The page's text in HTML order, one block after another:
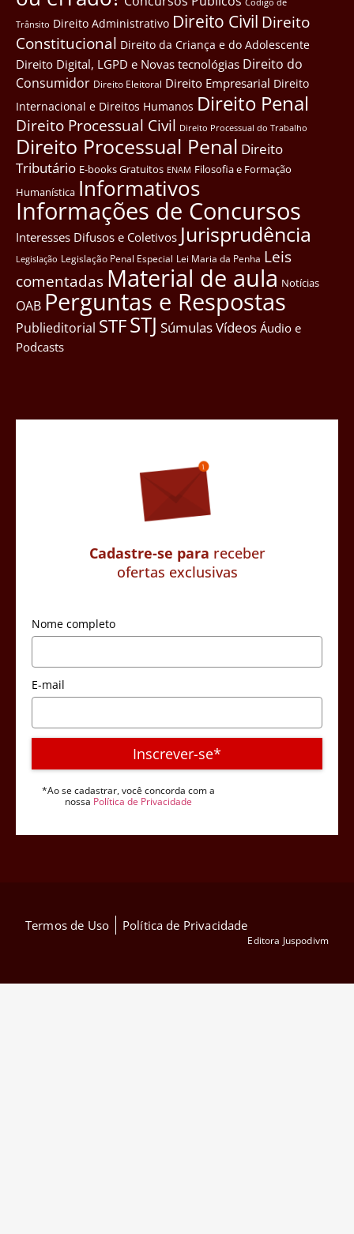
Trânsito Direito Administrativo Direito Civil Direito
Constitucional Direito da Criança e do Adolescente
Direito Digital, LGPD e Novas tecnológias Direito do
Consumidor Direito Eleitoral Direito Empresarial Direito
Internacional e Direitos Humanos Direito Penal
Direito Processual Civil Direito Processual do Trabalho
Direito Processual Penal Direito
Tributário E-books Gratuitos ENAM Filosofia e Formação
Humanística Informativos
Informações de Concursos
Interesses Difusos e Coletivos Jurisprudência
Legislação Legislação Penal Especial Lei Maria da Penha Leis
comentadas Material de aula Notícias
OAB Perguntas e Respostas
Publieditorial STFSTJ SúmulasVídeos Áudio e
Podcasts
Cadastre-se para receber
ofertas exclusivas
Nome completo
E-mail
Inscrever-se*
*Ao se cadastrar, você concorda com a
nossa Política de Privacidade
Termos de Uso Política de Privacidade
Editora Juspodivm